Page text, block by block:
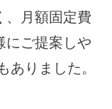
、月額固定費
にご提案しや
ありました。